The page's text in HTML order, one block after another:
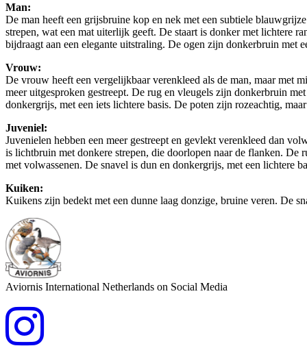
Man:
De man heeft een grijsbruine kop en nek met een subtiele
strepen, wat een mat uiterlijk geeft. De staart is donker met lichtere
bijdraagt aan een elegante uitstraling. De ogen zijn donkerbruin met
Vrouw:
De vrouw heeft een vergelijkbaar verenkleed als de man, maar met
meer uitgesproken gestreept. De rug en vleugels zijn donkerbruin
donkergrijs, met een iets lichtere basis. De poten zijn rozeachtig,
Juveniel:
Juvenielen hebben een meer gestreept en gevlekt verenkleed dan
is lichtbruin met donkere strepen, die doorlopen naar de flanken.
met volwassenen. De snavel is dun en donkergrijs, met een lichtere
Kuiken:
Kuikens zijn bedekt met een dunne laag donzige, bruine veren. De
Aviornis International Netherlands on Social Media